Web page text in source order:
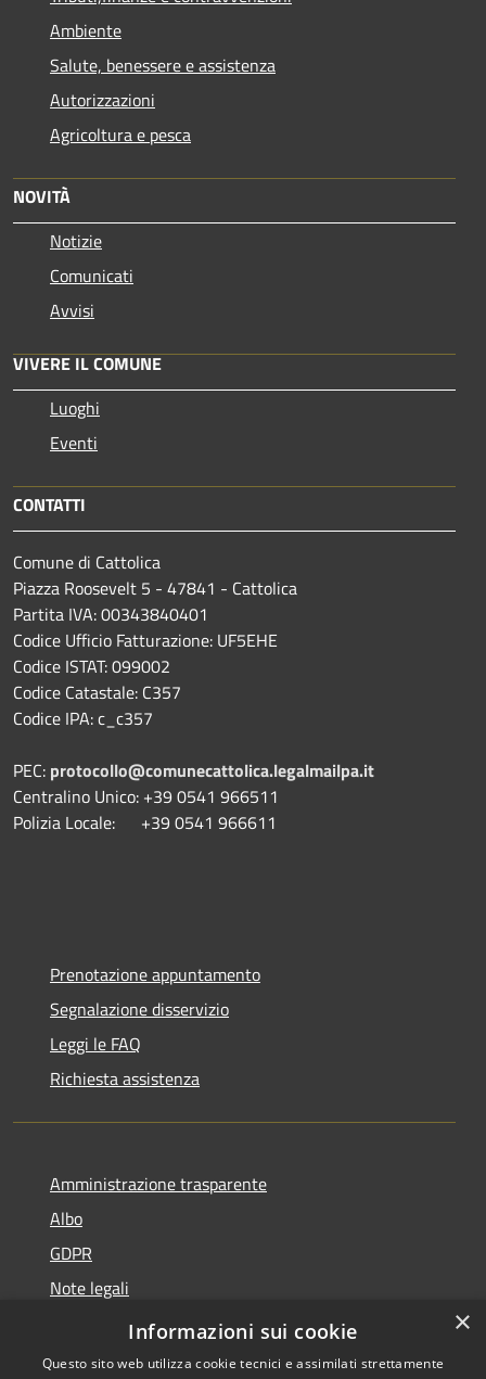
Ambiente
Salute, benessere e assistenza
Autorizzazioni
Agricoltura e pesca
NOVITÀ
Notizie
Comunicati
Avvisi
VIVERE IL COMUNE
Luoghi
Eventi
CONTATTI
Comune di Cattolica
Piazza Roosevelt 5 - 47841 - Cattolica
Partita IVA: 00343840401
Codice Ufficio Fatturazione: UF5EHE
Codice ISTAT: 099002
Codice Catastale: C357
Codice IPA: c_c357
PEC: protocollo@comunecattolica.legalmailpa.it
Centralino Unico: +39 0541 966511
Polizia Locale: +39 0541 966611
Prenotazione appuntamento
Segnalazione disservizio
Leggi le FAQ
Richiesta assistenza
Amministrazione trasparente
Albo
GDPR
Note legali
Dichiarazione di accessibilità
×
Informazioni sui cookie
Questo sito web utilizza cookie tecnici e assimilati strettamente